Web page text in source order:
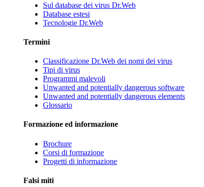
Sul database dei virus Dr.Web
Database estesi
Tecnologie Dr.Web
Termini
Classificazione Dr.Web dei nomi dei virus
Tipi di virus
Programmi malevoli
Unwanted and potentially dangerous software
Unwanted and potentially dangerous elements
Glossario
Formazione ed informazione
Brochure
Corsi di formazione
Progetti di informazione
Falsi miti